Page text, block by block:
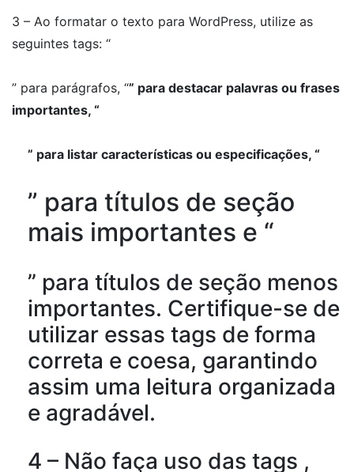
3 – Ao formatar o texto para WordPress, utilize as
seguintes tags: “
” para parágrafos, “” para destacar palavras ou frases
importantes, “
” para listar características ou especificações, “
” para títulos de seção
mais importantes e “
” para títulos de seção menos
importantes. Certifique-se de
utilizar essas tags de forma
correta e coesa, garantindo
assim uma leitura organizada
e agradável.
4 – Não faça uso das tags ,